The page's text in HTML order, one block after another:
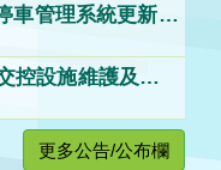
車管理系統更新採
控設施維護及後
告。
更多公告/公布欄